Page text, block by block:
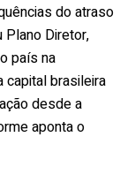
do atraso
Plano Diretor,
país na
capital brasileira
desde a
aponta o